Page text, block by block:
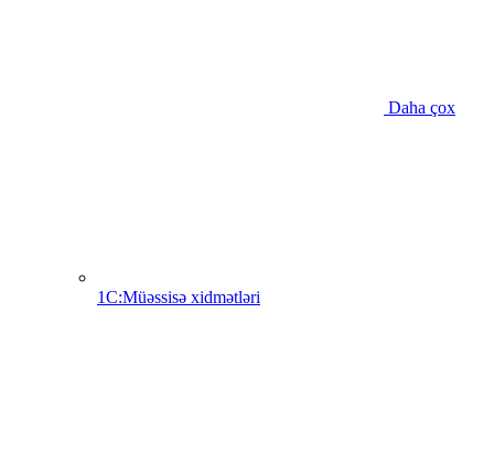
Daha çox
1C:Müəssisə xidmətləri